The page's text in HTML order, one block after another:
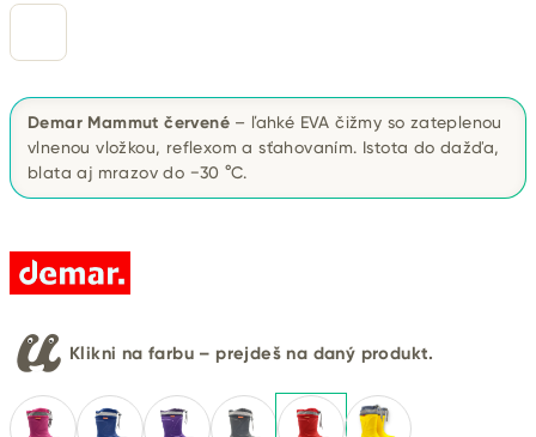
Demar Mammut červené – ľahké EVA čižmy so zateplenou
vlnenou vložkou, reflexom a sťahovaním. Istota do dažďa,
blata aj mrazov do −30 °C.
Klikni na farbu – prejdeš na daný produkt.